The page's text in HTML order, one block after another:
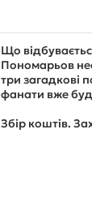
Що
Пономарьов
три загадкові
фанати вже
Збір коштів.